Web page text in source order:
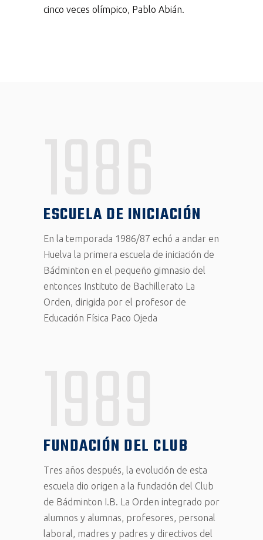
cinco veces olímpico, Pablo Abián.
1986
ESCUELA DE INICIACIÓN
En la temporada 1986/87 echó a andar en
Huelva la primera escuela de iniciación de
Bádminton en el pequeño gimnasio del
entonces Instituto de Bachillerato La
Orden, dirigida por el profesor de
Educación Física Paco Ojeda
1989
FUNDACIÓN DEL CLUB
Tres años después, la evolución de esta
escuela dio origen a la fundación del Club
de Bádminton I.B. La Orden integrado por
alumnos y alumnas, profesores, personal
laboral, madres y padres y directivos del